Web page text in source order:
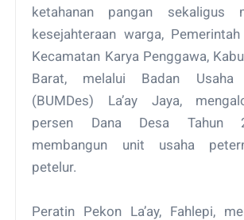
ketahanan pangan sekaligus
kesejahteraan warga, Pemerintah
Kecamatan Karya Penggawa,
Barat, melalui Badan
(BUMDes) La’ay Jaya,
persen Dana Desa Tahun
membangun unit usaha
petelur.
Peratin Pekon La’ay, Fahlepi,